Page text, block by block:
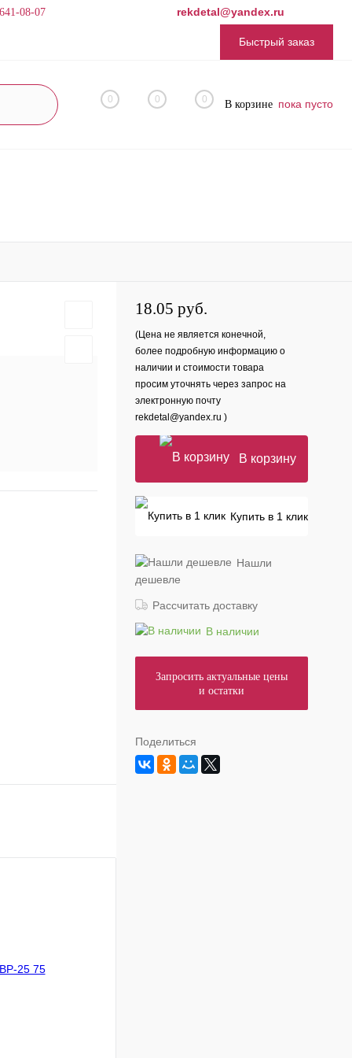
08-07 rekdetal@yandex.ru
Быстрый заказ
0 0 0 В корзине пока пусто
18.05 руб.
(Цена не является конечной,
более подробную информацию о
наличии и стоимости товара
просим уточнять через запрос на
электронную почту
rekdetal@yandex.ru )
В корзину
Купить в 1 клик
Нашли
дешевле
Рассчитать доставку
В наличии
Запросить актуальные цены
и остатки
Поделиться